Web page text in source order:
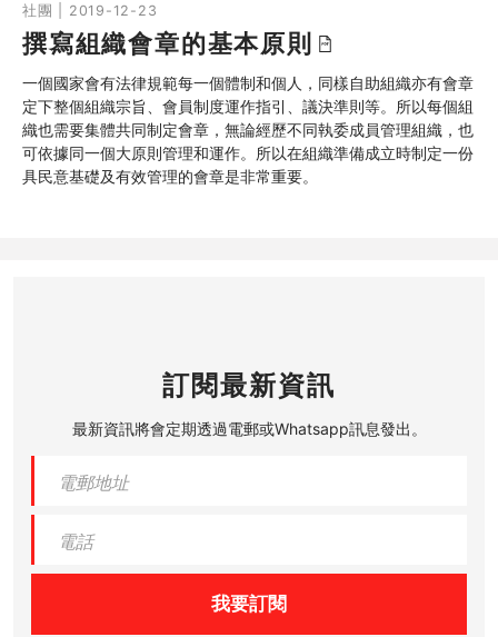
社團 | 2019-12-23
撰寫組織會章的基本原則
一個國家會有法律規範每一個體制和個人，同樣自助組織亦有會章
定下整個組織宗旨、會員制度運作指引、議決準則等。所以每個組
織也需要集體共同制定會章，無論經歷不同執委成員管理組織，也
可依據同一個大原則管理和運作。所以在組織準備成立時制定一份
具民意基礎及有效管理的會章是非常重要。
訂閱最新資訊
最新資訊將會定期透過電郵或Whatsapp訊息發出。
我要訂閱